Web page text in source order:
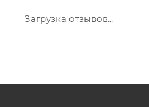
Загрузка отзывов...